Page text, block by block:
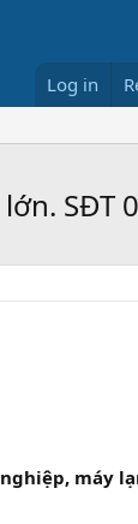
Log in
SĐT
máy